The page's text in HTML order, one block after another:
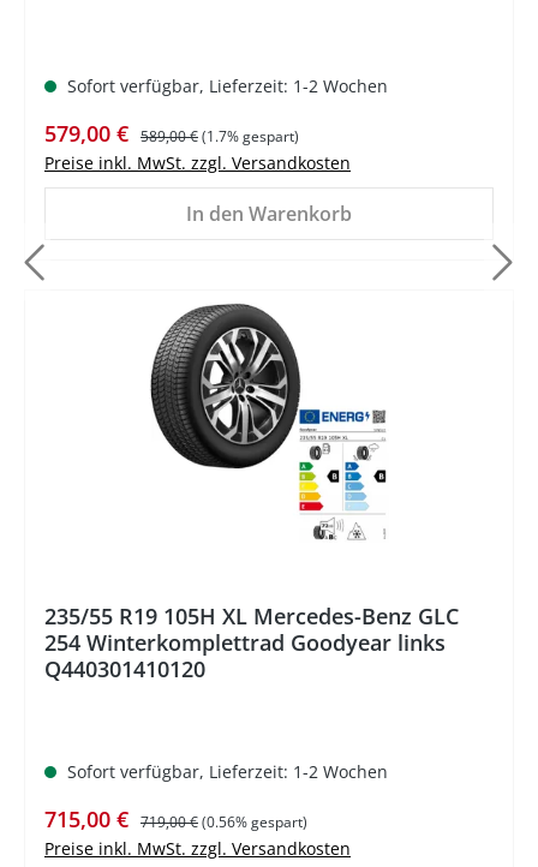
Sofort verfügbar, Lieferzeit: 1-2 Wochen
Verkaufspreis:
579,00 € Regulärer Preis:
589,00 €(1.7% gespart)
Preise inkl. MwSt. zzgl. Versandkosten
In den Warenkorb
235/55 R19 105H XL Mercedes-Benz GLC
254 Winterkomplettrad Goodyear links
Q440301410120
Sofort verfügbar, Lieferzeit: 1-2 Wochen
Verkaufspreis:
715,00 € Regulärer Preis:
719,00 €(0.56% gespart)
Preise inkl. MwSt. zzgl. Versandkosten